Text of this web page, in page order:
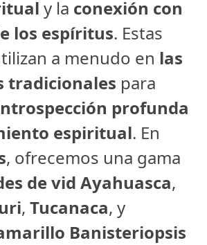
y la conexión con
los espíritus. Estas
a menudo en las
tradicionales para
profunda
espiritual. En
, ofrecemos una gama
de vid Ayahuasca,
, Tucanaca, y
Banisteriopsis